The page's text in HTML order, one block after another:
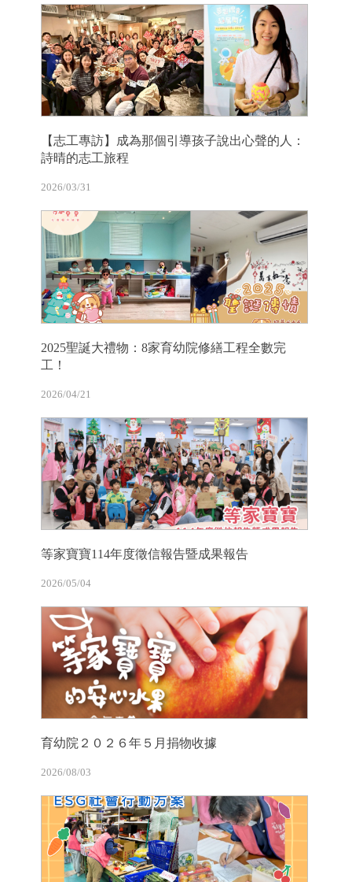
【志工專訪】成為那個引導孩子說出心聲的人：
詩晴的志工旅程
2026/03/31
2025聖誕大禮物：8家育幼院修繕工程全數完
工！
2026/04/21
等家寶寶114年度徵信報告暨成果報告
2026/05/04
育幼院２０２６年５月捐物收據
2026/08/03